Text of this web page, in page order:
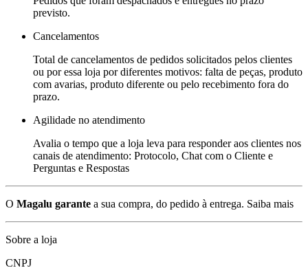
previsto.
Cancelamentos
Total de cancelamentos de pedidos solicitados pelos clientes
ou por essa loja por diferentes motivos: falta de peças, produto
com avarias, produto diferente ou pelo recebimento fora do
prazo.
Agilidade no atendimento
Avalia o tempo que a loja leva para responder aos clientes nos
canais de atendimento: Protocolo, Chat com o Cliente e
Perguntas e Respostas
O Magalu garante a sua compra, do pedido à entrega. Saiba mais
Sobre a loja
CNPJ